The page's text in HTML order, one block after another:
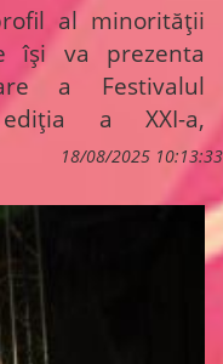
al minorității
își va prezenta
a Festivalul
ediția a XXI-a,
18/08/2025 10:13:33